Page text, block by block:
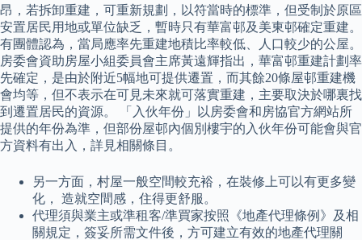
昂，若拆卸重建，可重新規劃，以符當時的標準，但受制於原區
安置居民用地或單位缺乏，暫時只有華富邨及美東邨確定重建。
有團體認為，當局應率先重建地積比率較低、人口較少的公屋。
房委會資助房屋小組委員會主席黃遠輝指出，華富邨重建計劃率
先確定，是由於附近5幅地可提供遷置，而其餘20條屋邨重建機
會均等，但不表示在可見未來就可落實重建，主要取決於哪裏找
到遷置居民的資源。 「入伙年份」以房委會和房協官方網站所
提供的年份為準，但部份屋邨內個別樓宇的入伙年份可能會與官
方資料有出入，詳見相關條目。
另一方面，村屋一般空間較充裕，在裝修上可以有更多變
化， 造就空間感，住得更舒服。
代理須與業主或準租客/準買家按照《地產代理條例》及相
關規定，簽妥所需文件後，方可建立有效的地產代理關